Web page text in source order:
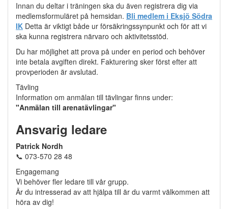
Innan du deltar i träningen ska du även registrera dig via
medlemsformuläret på hemsidan. Bli medlem i Eksjö Södra
IK Detta är viktigt både ur försäkringssynpunkt och för att vi
ska kunna registrera närvaro och aktivitetsstöd.
Du har möjlighet att prova på under en period och behöver
inte betala avgiften direkt. Fakturering sker först efter att
provperioden är avslutad.
Tävling
Information om anmälan till tävlingar finns under:
"Anmälan till arenatävlingar"
Ansvarig ledare
Patrick Nordh
📞 073-570 28 48
Engagemang
Vi behöver fler ledare till vår grupp.
Är du intresserad av att hjälpa till är du varmt välkommen att
höra av dig!